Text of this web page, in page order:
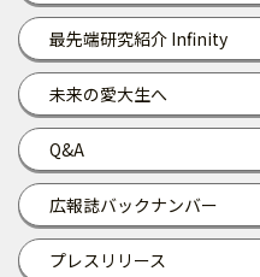
最先端研究紹介 Infinity
未来の愛大生へ
Q&A
広報誌バックナンバー
プレスリリース